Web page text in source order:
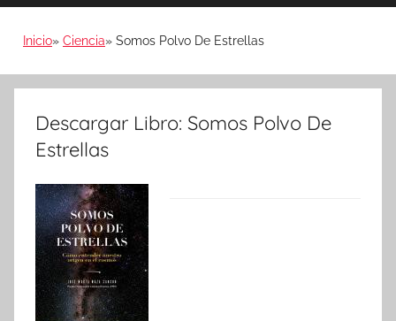
Inicio Ciencia Somos Polvo De Estrellas
Descargar Libro: Somos Polvo De
Estrellas